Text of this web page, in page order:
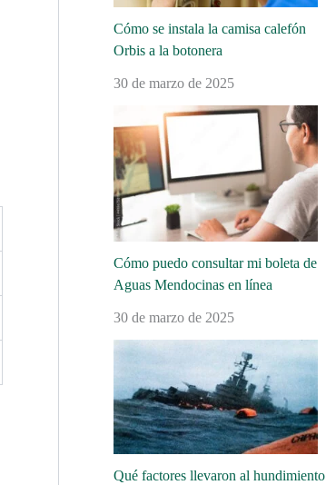
Cómo se instala la camisa calefón
Orbis a la botonera
30 de marzo de 2025
Cómo puedo consultar mi boleta de
Aguas Mendocinas en línea
30 de marzo de 2025
Qué factores llevaron al hundimiento